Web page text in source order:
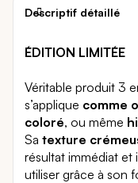
Descriptif détaillé
ÉDITION LIMITÉE
Véritable produit 3
s’applique comme
coloré, ou même
Sa texture
résultat immédiat
utiliser grâce à son